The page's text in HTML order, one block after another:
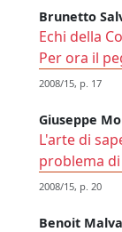
Brunetto
Echi della
Per ora il
2008/15, p. 17
Giuseppe
L'arte di
problema
2008/15, p. 20
Benoit